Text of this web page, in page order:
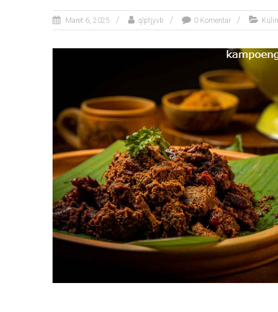
Maret 6, 2025 qlptjyvb 0 Komentar